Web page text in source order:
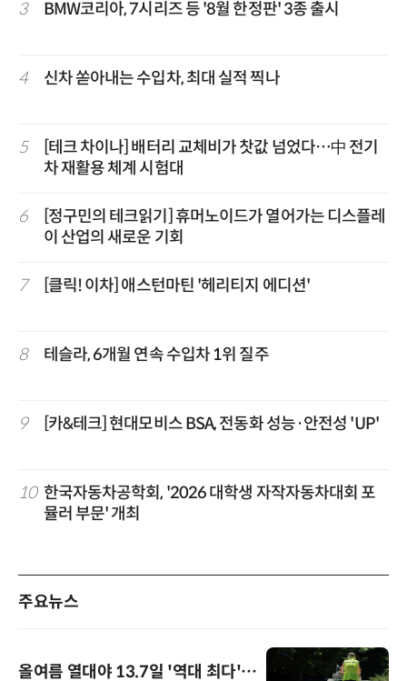
3 BMW코리아, 7시리즈 등 '8월 한정판' 3종 출시
4 신차 쏟아내는 수입차, 최대 실적 찍나
5
[테크 차이나] 배터리 교체비가 찻값 넘었다…中 전기
차 재활용 체계 시험대
6
[정구민의 테크읽기] 휴머노이드가 열어가는 디스플레
이 산업의 새로운 기회
7 [클릭! 이차] 애스턴마틴 '헤리티지 에디션'
8 테슬라, 6개월 연속 수입차 1위 질주
9 [카&테크] 현대모비스 BSA, 전동화 성능·안전성 'UP'
10 한국자동차공학회, '2026 대학생 자작자동차대회 포
뮬러 부문' 개최
주요뉴스
올여름 열대야 13.7일 '역대 최다'…